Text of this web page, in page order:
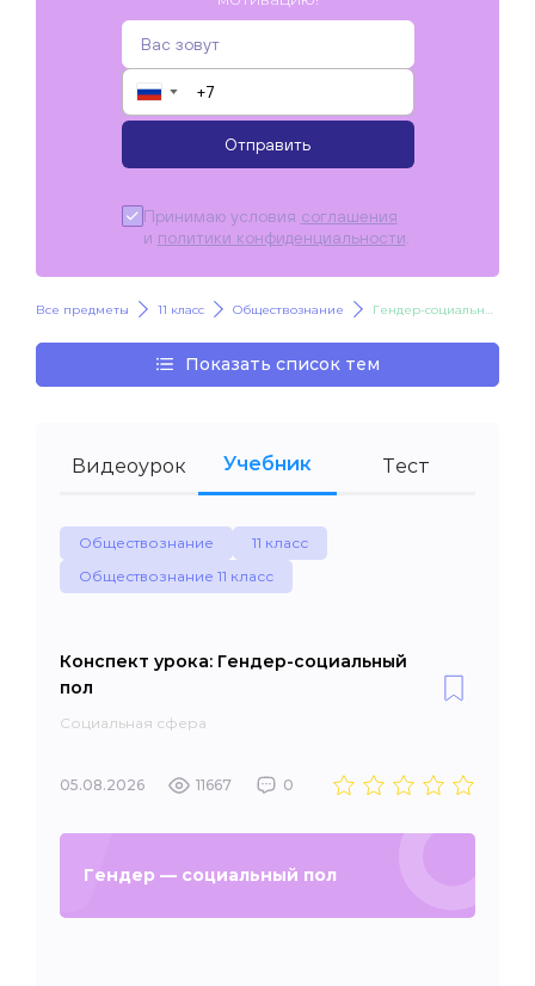
▼
Отправить
Принимаю условия соглашения
и политики конфиденциальности
Все предметы 11 класс Обществознание Гендер-социальный пол
Показать список тем
Видеоурок Учебник Тест
Обществознание
11 класс
Обществознание 11 класс
Конспект урока: Гендер-социальный
пол
Социальная сфера
05.08.2026 11667 0
Гендер — социальный пол